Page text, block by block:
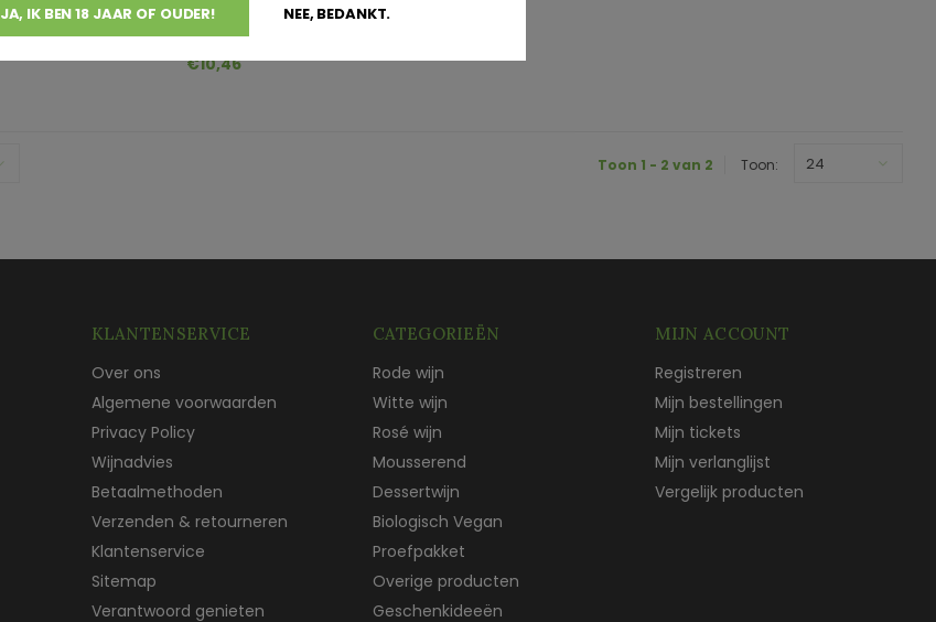
JA, IK BEN 18 JAAR OF OUDER! NEE, BEDANKT.
Val De Vie
Barista Pinotage
€10,46
Toon 1 - 2 van 2 Toon: 24
KLANTENSERVICE
Over ons
Algemene voorwaarden
Privacy Policy
Wijnadvies
Betaalmethoden
Verzenden & retourneren
Klantenservice
Sitemap
Verantwoord genieten
CATEGORIEËN
Rode wijn
Witte wijn
Rosé wijn
Mousserend
Dessertwijn
Biologisch Vegan
Proefpakket
Overige producten
Geschenkideeën
MIJN ACCOUNT
Registreren
Mijn bestellingen
Mijn tickets
Mijn verlanglijst
Vergelijk producten